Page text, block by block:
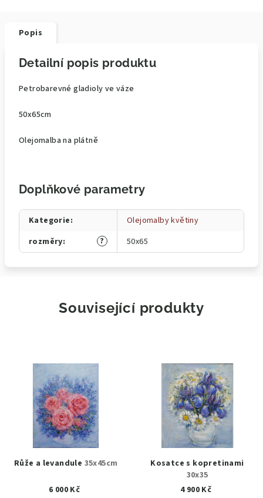
Popis
Detailní popis produktu
Petrobarevné gladioly ve váze
50x65cm
Olejomalba na plátně
Doplňkové parametry
Kategorie:
Olejomalby květiny
?
rozměry: 50x65
Související produkty
Růže a levandule 35x45cm
6 000 Kč
Kosatce s kopretinami
30x35
4 900 Kč